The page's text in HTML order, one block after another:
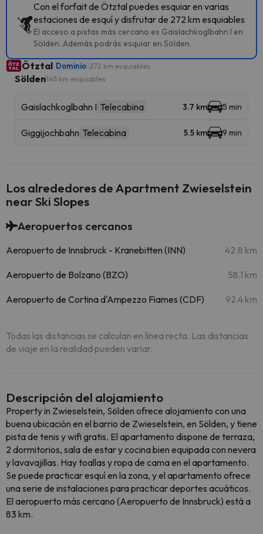
Con el forfait de Ötztal puedes esquiar en varias
estaciones de esquí y disfrutar de 272 km esquiables
El acceso a pistas más cercano es Gaislachkoglbahn I en
Sölden. Además podrás esquiar en Sölden.
Ötztal Dominio 272 km esquiables
Sölden145 km esquiables
Gaislachkoglbahn I Telecabina 3.7 km 5 min
Giggijochbahn Telecabina 5.5 km 9 min
Los alrededores de Apartment Zwieselstein
near Ski Slopes
Aeropuertos cercanos
Aeropuerto de Innsbruck - Kranebitten (INN) 42.8 km
Aeropuerto de Bolzano (BZO) 58.1 km
Aeropuerto de Cortina d'Ampezzo Fiames (CDF) 92.4 km
Todas las distancias se calculan en línea recta. Las distancias
de viaje en la realidad pueden variar.
Descripción del alojamiento
Property in Zwieselstein, Sölden ofrece alojamiento con una
buena ubicación en el barrio de Zwieselstein, en Sölden, y tiene
pista de tenis y wifi gratis. El apartamento dispone de terraza,
2 dormitorios, sala de estar y cocina bien equipada con nevera
y lavavajillas. Hay toallas y ropa de cama en el apartamento.
Se puede practicar esquí en la zona, y el apartamento ofrece
una serie de instalaciones para practicar deportes acuáticos.
El aeropuerto más cercano (Aeropuerto de Innsbruck) está a
83 km.